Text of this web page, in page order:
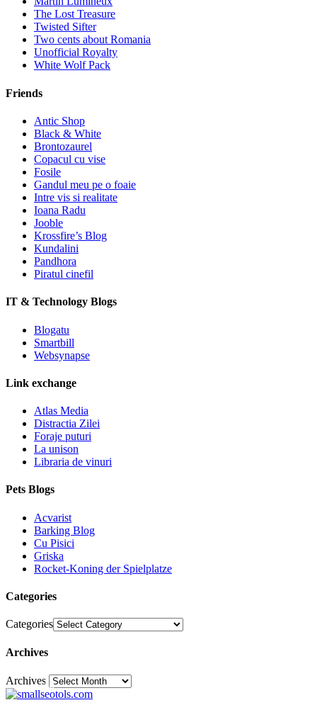
The Lost Treasure
Twisted Sifter
Two cents about Romania
Unofficial Royalty
White Wolf Pack
Friends
Antic Shop
Black & White
Brontozaurel
Copacul cu vise
Fosile
Gandul meu pe o foaie
Intre vis si realitate
Ioana Radu
Jooble
Krossfire’s Blog
Kundalini
Pandhora
Piratul cinefil
IT & Technology Blogs
Blogatu
Smartbill
Websynapse
Link exchange
Atlas Media
Distractia Zilei
Foraje puturi
La unison
Libraria de vinuri
Pets Blogs
Acvarist
Barking Blog
Cu Pisici
Griska
Rocket-Koning der Spielplatze
Categories
Categories
Archives
Archives30